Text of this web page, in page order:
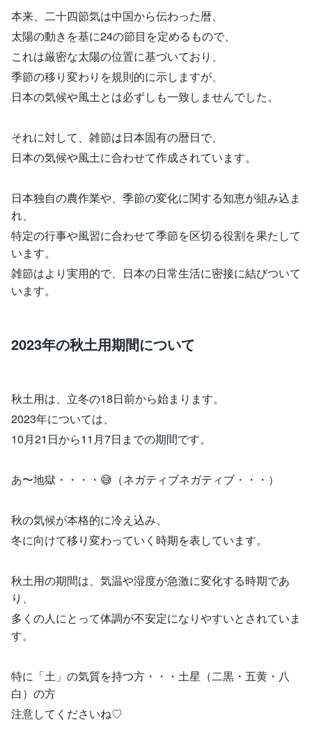
本来、二十四節気は中国から伝わった暦、
太陽の動きを基に24の節目を定めるもので、
これは厳密な太陽の位置に基づいており、
季節の移り変わりを規則的に示しますが、
日本の気候や風土とは必ずしも一致しませんでした。
それに対して、雑節は日本固有の暦日で、
日本の気候や風土に合わせて作成されています。
日本独自の農作業や、季節の変化に関する知恵が組み込ま
れ、
特定の行事や風習に合わせて季節を区切る役割を果たして
います。
雑節はより実用的で、日本の日常生活に密接に結びついて
います。
2023年の秋土用期間について
秋土用は、立冬の18日前から始まります。
2023年については、
10月21日から11月7日までの期間です。
あ〜地獄・・・・😅（ネガティブネガティブ・・・）
秋の気候が本格的に冷え込み、
冬に向けて移り変わっていく時期を表しています。
秋土用の期間は、気温や湿度が急激に変化する時期であ
り、
多くの人にとって体調が不安定になりやすいとされていま
す。
特に「土」の気質を持つ方・・・土星（二黒・五黄・八
白）の方
注意してくださいね♡